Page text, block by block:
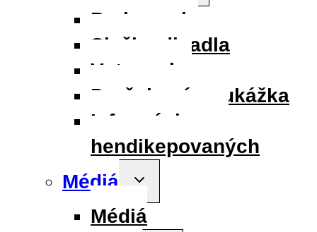
menu
Parkovanie
Služby divadla
Vstupenky
Darčeková poukážka
Informácie pre
hendikepovaných
Médiá
Toggle
menu
Médiá